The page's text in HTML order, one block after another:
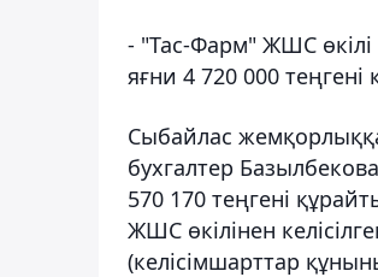
- "Тас-Фарм" ЖШС
яғни 4 720 000 теңгені
Сыбайлас
бухгалтер
570 170 теңгені
ЖШС өкілінен
(келісімшарттар